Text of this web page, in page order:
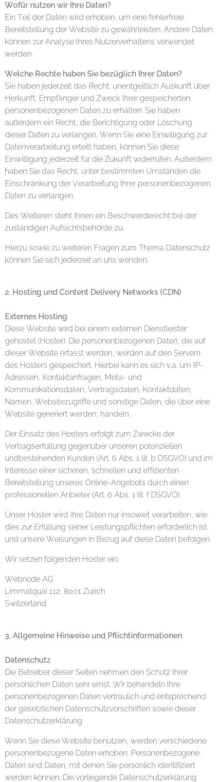
Wofür nutzen wir Ihre Daten?
Ein Teil der Daten wird erhoben, um eine fehlerfreie
Bereitstellung der Website zu gewährleisten. Andere Daten
können zur Analyse Ihres Nutzerverhaltens verwendet
werden.
Welche Rechte haben Sie bezüglich Ihrer Daten?
Sie haben jederzeit das Recht, unentgeltlich Auskunft über
Herkunft, Empfänger und Zweck Ihrer gespeicherten
personenbezogenen Daten zu erhalten. Sie haben
außerdem ein Recht, die Berichtigung oder Löschung
dieser Daten zu verlangen. Wenn Sie eine Einwilligung zur
Datenverarbeitung erteilt haben, können Sie diese
Einwilligung jederzeit für die Zukunft widerrufen. Außerdem
haben Sie das Recht, unter bestimmten Umständen die
Einschränkung der Verarbeitung Ihrer personenbezogenen
Daten zu verlangen.
Des Weiteren steht Ihnen ein Beschwerderecht bei der
zuständigen Aufsichtsbehörde zu.
Hierzu sowie zu weiteren Fragen zum Thema Datenschutz
können Sie sich jederzeit an uns wenden.
2. Hosting und Content Delivery Networks (CDN)
Externes Hosting
Diese Website wird bei einem externen Dienstleister
gehostet (Hoster). Die personenbezogenen Daten, die auf
dieser Website erfasst werden, werden auf den Servern
des Hosters gespeichert. Hierbei kann es sich v.a. um IP-
Adressen, Kontaktanfragen, Meta- und
Kommunikationsdaten, Vertragsdaten, Kontaktdaten,
Namen, Websitezugriffe und sonstige Daten, die über eine
Website generiert werden, handeln.
Der Einsatz des Hosters erfolgt zum Zwecke der
Vertragserfüllung gegenüber unseren potenziellen
undbestehenden Kunden (Art. 6 Abs. 1 lit. b DSGVO) und im
Interesse einer sicheren, schnellen und effizienten
Bereitstellung unseres Online-Angebots durch einen
professionellen Anbieter (Art. 6 Abs. 1 lit. f DSGVO).
Unser Hoster wird Ihre Daten nur insoweit verarbeiten, wie
dies zur Erfüllung seiner Leistungspflichten erforderlich ist
und unsere Weisungen in Bezug auf diese Daten befolgen.
Wir setzen folgenden Hoster ein:
Webnode AG
Limmatquai 112, 8001 Zurich
Switzerland
3. Allgemeine Hinweise und Pflichtinformationen
Datenschutz
Die Betreiber dieser Seiten nehmen den Schutz Ihrer
persönlichen Daten sehr ernst. Wir behandeln Ihre
personenbezogenen Daten vertraulich und entsprechend
der gesetzlichen Datenschutzvorschriften sowie dieser
Datenschutzerklärung.
Wenn Sie diese Website benutzen, werden verschiedene
personenbezogene Daten erhoben. Personenbezogene
Daten sind Daten, mit denen Sie persönlich identifiziert
werden können. Die vorliegende Datenschutzerklärung